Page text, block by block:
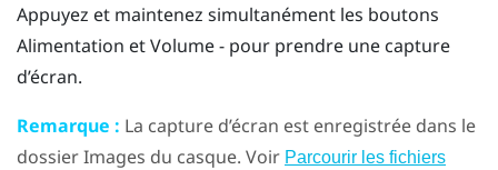
Appuyez et maintenez simultanément les boutons
Alimentation etVolume - pour prendre une capture
d’écran.
Remarque : La capture d’écran est enregistrée dans le
dossierImages du casque. Voir Parcourir les fichiers